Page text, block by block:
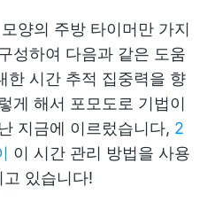
양의 주방 타이머만 가지
성하여 다음과 같은 도움
한 시간 추적 집중력을 향
게 해서 포모도로 기법이
지금에 이르렀습니다, 2
이 시간 관리 방법을 사용
있습니다!